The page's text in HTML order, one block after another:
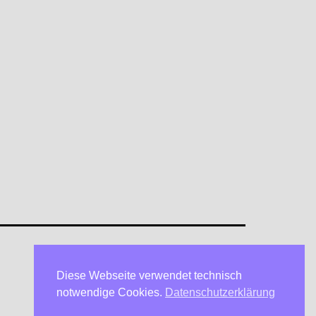
Datenschutzerklärung
Diese Webseite verwendet technisch
notwendige Cookies. Datenschutzerklärung